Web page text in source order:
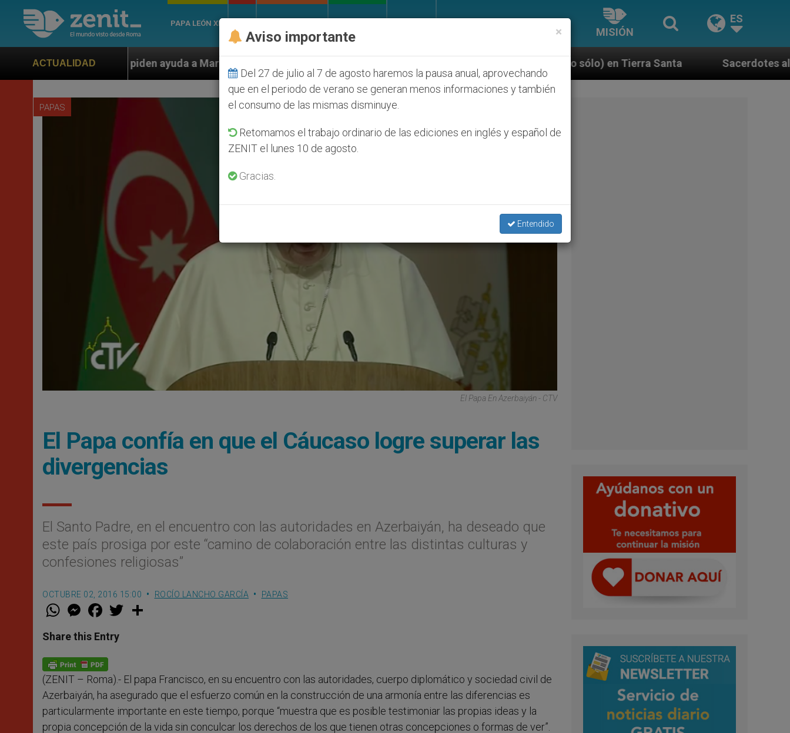
PAPA LEÓN XIV
MISIÓN
ES
ACTUALIDAD
piden ayuda a Marco Rubio ante persecución de colonos judíos que afecta a cristianos (y no sólo) en Tierra Santa Sacerdotes alemanes fieles al Papa
PAPAS
El Papa En Azerbaiyán - CTV
El Papa confía en que el Cáucaso logre superar las
divergencias
El Santo Padre, en el encuentro con las autoridades en Azerbaiyán, ha deseado que
este país prosiga por este “camino de colaboración entre las distintas culturas y
confesiones religiosas”
OCTUBRE 02, 2016 15:00 ROCÍO LANCHO GARCÍA PAPAS
W
t
s
p
p
M
e
s
e
g
e
F
a
e
b
o
k
w
Share this Entry
(ZENIT – Roma).- El papa Francisco, en su encuentro con las autoridades, cuerpo diplomático y sociedad civil de
Azerbaiyán, ha asegurado que el esfuerzo común en la construcción de una armonía entre las diferencias es
particularmente importante en este tiempo, porque “muestra que es posible testimoniar las propias ideas y la
propia concepción de la vida sin conculcar los derechos de los que tienen otras concepciones o formas de ver”.
×
Aviso importante
Del 27 de julio al 7 de agosto haremos la pausa anual, aprovechando
que en el periodo de verano se generan menos informaciones y también
el consumo de las mismas disminuye.
Retomamos el trabajo ordinario de las ediciones en inglés y español de
ZENIT el lunes 10 de agosto.
Gracias.
Entendido